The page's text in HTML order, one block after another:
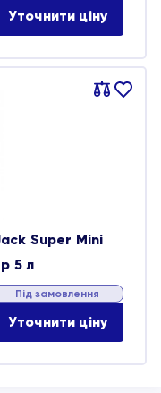
Уточнити ціну
Порівняти
В
Super Mini
5 л
Під замовлення
Уточнити ціну